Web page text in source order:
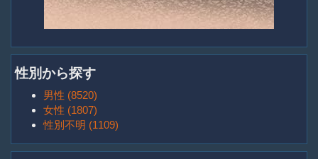
性別から探す
男性 (8520)
女性 (1807)
性別不明 (1109)